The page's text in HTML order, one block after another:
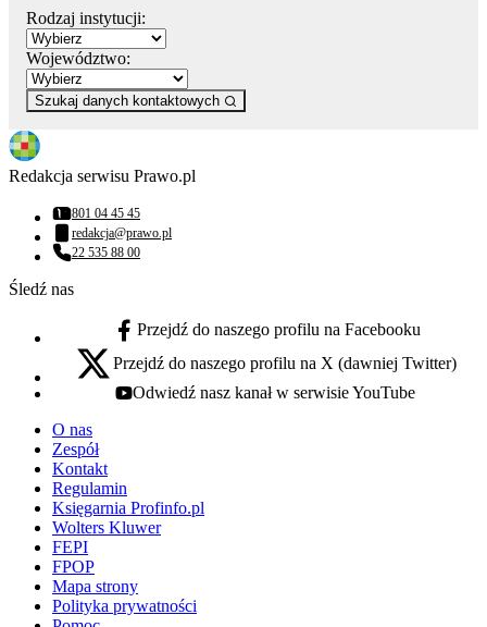
Rodzaj instytucji:
Województwo:
Szukaj danych kontaktowych
Redakcja serwisu Prawo.pl
Numer telefonu:
801 04 45 45
Adres email:
redakcja@prawo.pl
Numer telefonu:
22 535 88 00
Śledź nas
facebook - otwiera się w nowej karcie
Przejdź do naszego profilu na Facebooku
x - otwiera się w nowej karcie
Przejdź do naszego profilu na X (dawniej Twitter)
youtube - otwiera się w nowej karcie
Odwiedź nasz kanał w serwisie YouTube
O nas
Zespół
Kontakt
Regulamin
Księgarnia Profinfo.pl
Wolters Kluwer
FEPI
FPOP
Mapa strony
Polityka prywatności